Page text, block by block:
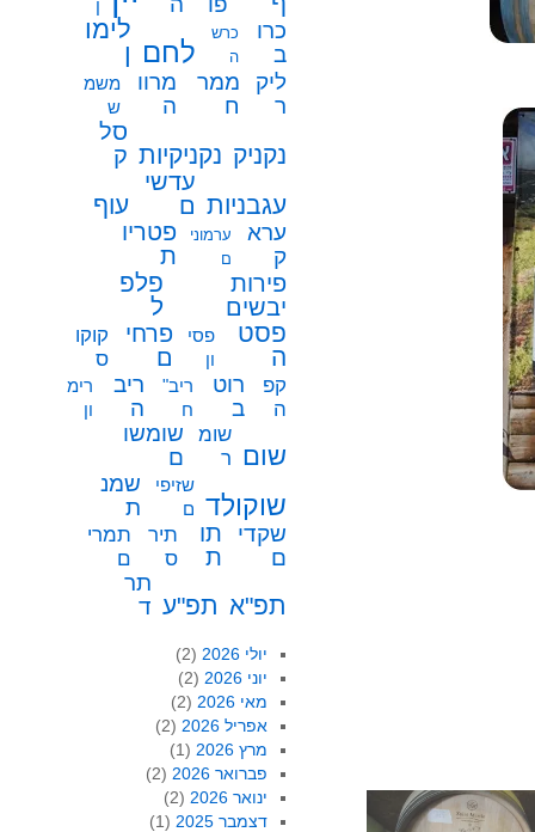
ן
כרו
ב
כרש
ה
לחם
לימו
ן
ליק
ר
ממר
ח
מרוו
ה
משמ
ש
נקניק נקניקיות
סל
ק
עגבניות
עדשי
ם
עוף
ערא
ק
ערמוני
ם
פטריו
ת
פירות
יבשים
פלפ
ל
פסט
ה
פסי
ון
פרחי
ם
קוקו
ס
קפ
ה
רוט
ב
ריב"
ח
ריב
ה
רימ
ון
שום
שומ
ר
שומשו
ם
שוקולד
שזיפי
ם
שמנ
ת
שקדי
ם
תו
ת
תיר
ס
תמרי
ם
תפ"א תפ"ע
תר
ד
יולי 2026
(2)
יוני 2026
(2)
מאי 2026
(2)
אפריל 2026
(2)
מרץ 2026
(1)
פברואר 2026
(2)
ינואר 2026
(2)
דצמבר 2025
(1)